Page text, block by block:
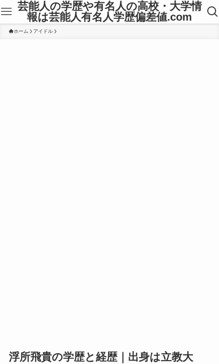
芸能人の学歴や有名人の高校・大学情
報は芸能人有名人学歴偏差値.com
ホーム アイドル
浮所飛貴の学歴と経歴｜出身は立教大